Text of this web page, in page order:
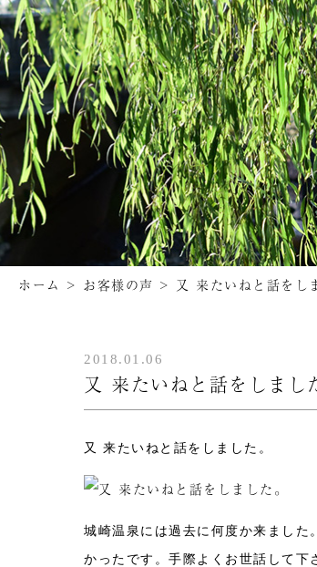
ホーム > お客様の声 > 又 来たいねと話をし
2018.01.06
又 来たいねと話をしまし
又 来たいねと話をしました。
城崎温泉には過去に何度か来ました
かったです。手際よくお世話して下